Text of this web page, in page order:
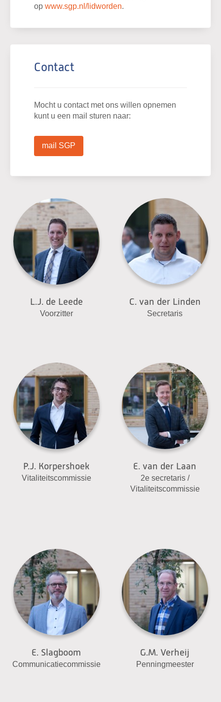
op www.sgp.nl/lidworden.
Contact
Mocht u contact met ons willen opnemen
kunt u een mail sturen naar:
mail SGP
L.J. de Leede
Voorzitter
C. van der Linden
Secretaris
P.J. Korpershoek
Vitaliteitscommissie
E. van der Laan
2e secretaris /
Vitaliteitscommissie
E. Slagboom
Communicatiecommissie
G.M. Verheij
Penningmeester